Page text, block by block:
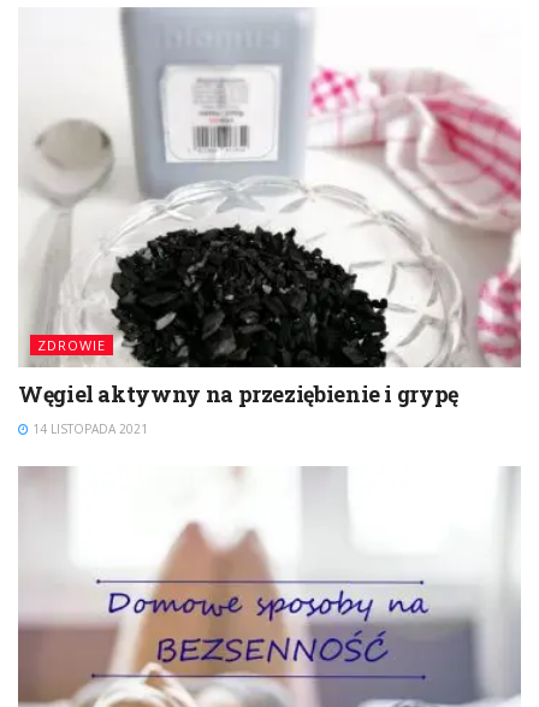
ZDROWIE
Węgiel aktywny na przeziębienie i grypę
14 LISTOPADA 2021